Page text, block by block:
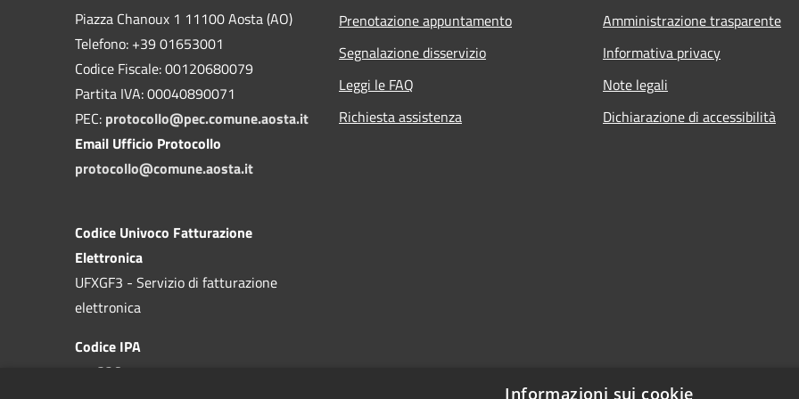
Piazza Chanoux 1 11100 Aosta (AO)
Telefono: +39 01653001
Codice Fiscale: 00120680079
Partita IVA: 00040890071
PEC: protocollo@pec.comune.aosta.it
Email Ufficio Protocollo
protocollo@comune.aosta.it
Codice Univoco Fatturazione
Elettronica
UFXGF3 - Servizio di fatturazione
elettronica
Codice IPA
c_a326
Prenotazione appuntamento
Segnalazione disservizio
Leggi le FAQ
Richiesta assistenza
Amministrazione trasparente
Informativa privacy
Note legali
Dichiarazione di accessibilità
Informazioni sui cookie